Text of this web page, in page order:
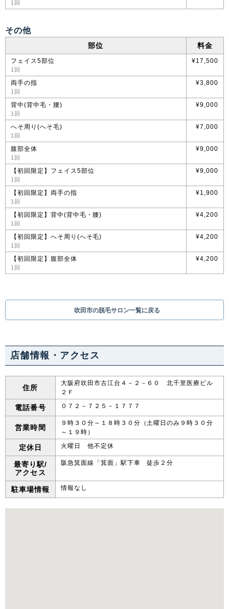
1回
その他
部位 料金
フェイス5部位
1回
¥17,500
両手の指
1回
¥3,800
背中(背中毛・腰)
1回
¥9,000
へそ周り(へそ毛)
1回
¥7,000
腹部全体
1回
¥9,000
【初回限定】フェイス5部位
1回
¥9,000
【初回限定】両手の指
1回
¥1,900
【初回限定】背中(背中毛・腰)
1回
¥4,200
【初回限定】へそ周り(へそ毛)
1回
¥4,200
【初回限定】腹部全体
1回
¥4,200
吹田市の脱毛サロン一覧に戻る
店舗情報・アクセス
住所
大阪府吹田市古江台４－２－６０ 北千里医療ビル
２Ｆ
電話番号 ０７２－７２５－１７７７
営業時間
９時３０分～１８時３０分（土曜日のみ９時３０分
～１９時）
定休日 火曜日 他不定休
最寄り駅/
アクセス
阪急箕面線「箕面」駅下車 徒歩２分
駐車場情報 情報なし